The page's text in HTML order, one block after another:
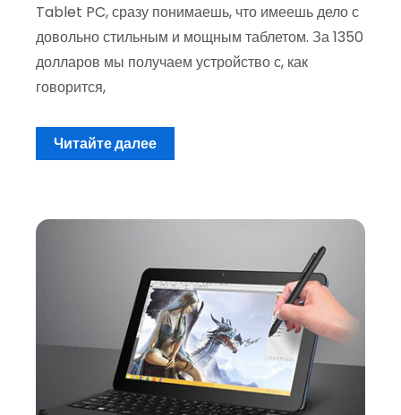
Tablet PC, сразу понимаешь, что имеешь дело с
довольно стильным и мощным таблетом. За 1350
долларов мы получаем устройство с, как
говорится,
Читайте далее